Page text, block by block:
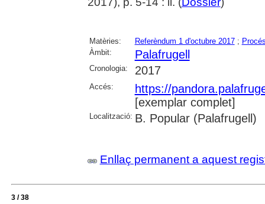
Matèries: Referèndum 1 d'octubre 2017;
Àmbit:
Palafrugell
Cronologia: 2017
Accés:
https://
[exemplar complet]
Localització: B. Popular (Palafrugell)
Enllaç permanent a aquest
3 / 38